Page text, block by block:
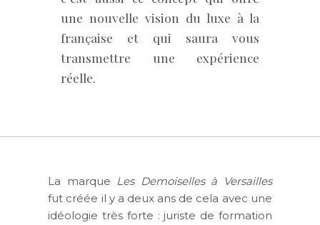
une nouvelle vision du luxe à la
française et qui saura vous
transmettre une expérience
réelle.
La marque Les Demoiselles à Versailles
fut créée il y a deux ans de cela avec une
idéologie très forte : juriste de formation